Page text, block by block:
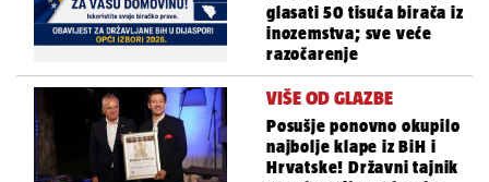
glasati 50 tisuća birača iz
inozemstva; sve veće
razočarenje
VIŠE OD GLAZBE
Posušje ponovno okupilo
najbolje klape iz BiH i
Hrvatske! Državni tajnik